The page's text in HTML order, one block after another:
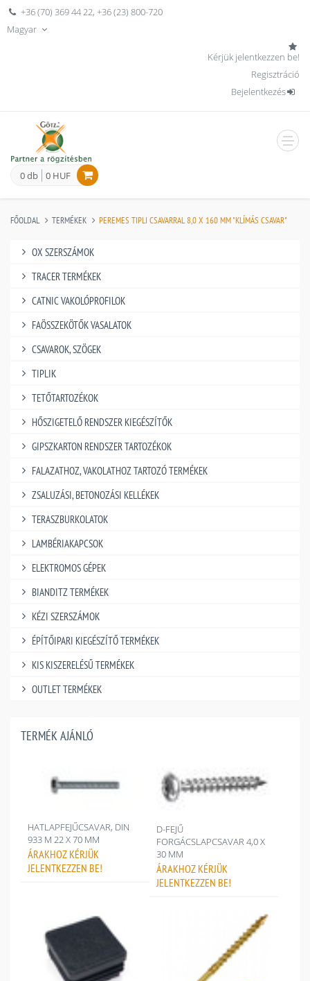
+36 (70) 369 44 22,+36 (23) 800-720
Magyar
Kérjük jelentkezzen be!
Regisztráció
Bejelentkezés
0 db 0 HUF
FŐOLDAL TERMÉKEK PEREMES TIPLI CSAVARRAL 8,0 X 160 MM "KLÍMÁS CSAVAR"
OX SZERSZÁMOK
TRACER TERMÉKEK
CATNIC VAKOLÓPROFILOK
FAÖSSZEKÖTŐK VASALATOK
CSAVAROK, SZÖGEK
TIPLIK
TETŐTARTOZÉKOK
HŐSZIGETELŐ RENDSZER KIEGÉSZÍTŐK
GIPSZKARTON RENDSZER TARTOZÉKOK
FALAZATHOZ, VAKOLATHOZ TARTOZÓ TERMÉKEK
ZSALUZÁSI, BETONOZÁSI KELLÉKEK
TERASZBURKOLATOK
LAMBÉRIAKAPCSOK
ELEKTROMOS GÉPEK
BIANDITZ TERMÉKEK
KÉZI SZERSZÁMOK
ÉPÍTŐIPARI KIEGÉSZÍTŐ TERMÉKEK
KIS KISZERELÉSŰ TERMÉKEK
OUTLET TERMÉKEK
TERMÉK AJÁNLÓ
HATLAPFEJŰCSAVAR, DIN
933 M 22 X 70 MM
ÁRAKHOZ KÉRJÜK
JELENTKEZZEN BE!
D-FEJŰ
FORGÁCSLAPCSAVAR 4,0 X
30 MM
ÁRAKHOZ KÉRJÜK
JELENTKEZZEN BE!